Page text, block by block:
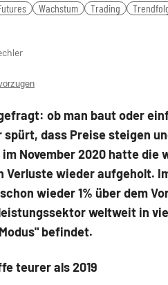
Wachstum Trading
ob man baut oder
dass Preise steigen
November 2020 hatte die
wieder aufgeholt.
wieder 1% über dem
weltweit in
befindet.
teurer als 2019